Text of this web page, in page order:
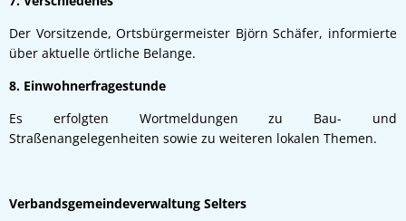
Der Vorsitzende, Ortsbürgermeister Björn Schäfer, informierte
über aktuelle örtliche Belange.
8. Einwohnerfragestunde
Es erfolgten Wortmeldungen zu Bau- und
Straßenangelegenheiten sowie zu weiteren lokalen Themen.
Verbandsgemeindeverwaltung Selters